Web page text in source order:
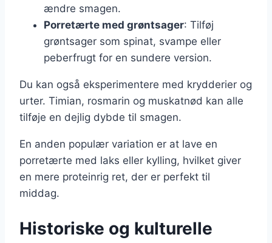
ændre smagen.
Porretærte med grøntsager: Tilføj
grøntsager som spinat, svampe eller
peberfrugt for en sundere version.
Du kan også eksperimentere med krydderier og
urter. Timian, rosmarin og muskatnød kan alle
tilføje en dejlig dybde til smagen.
En anden populær variation er at lave en
porretærte med laks eller kylling, hvilket giver
en mere proteinrig ret, der er perfekt til
middag.
Historiske og kulturelle